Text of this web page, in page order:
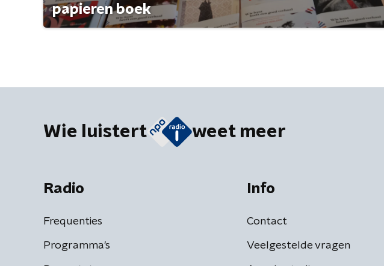
papieren boek
Wie luistert weet meer
Radio
Frequenties
Programma's
Info
Contact
Veelgestelde vragen